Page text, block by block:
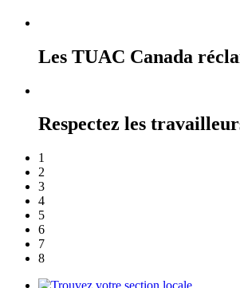
Les TUAC Canada
Respectez les
1
2
3
4
5
6
7
8